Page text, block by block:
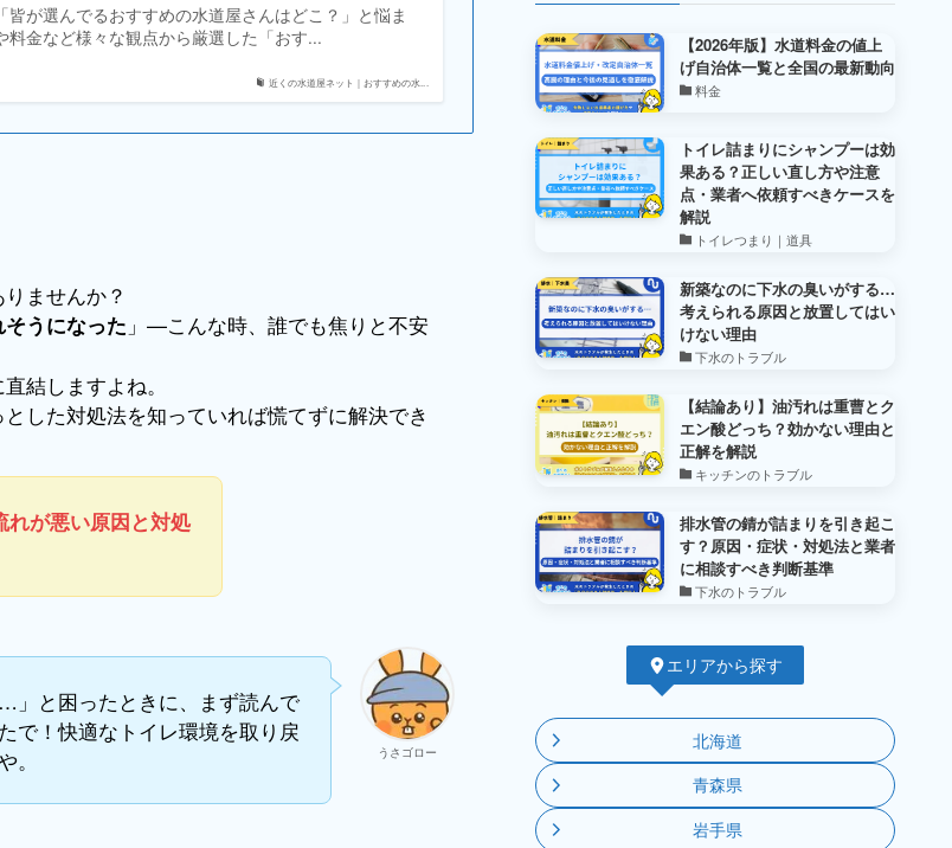
近くの水道屋ネット｜おすすめの水...
皆が選んでるおすすめの水道屋さんはどこ？」と悩ま
金など様々な観点から厳選した「おす...
ませんか？
うになった 」—こんな時、誰でも焦りと不安
結しますよね。
した対処法を知っていれば慌てずに解決でき
れが悪い原因と対処
うさゴロー
」と困ったときに、まず読んで
で！快適なトイレ環境を取り戻
【2026年版】水道料金の値上
げ自治体一覧と全国の最新動向
料金
トイレ詰まりにシャンプーは効
果ある？正しい直し方や注意
点・業者へ依頼すべきケースを
解説
トイレつまり｜道具
新築なのに下水の臭いがする…
考えられる原因と放置してはい
けない理由
下水のトラブル
【結論あり】油汚れは重曹とク
エン酸どっち？効かない理由と
正解を解説
キッチンのトラブル
排水管の錆が詰まりを引き起こ
す？原因・症状・対処法と業者
に相談すべき判断基準
下水のトラブル
エリアから探す
北海道
青森県
岩手県